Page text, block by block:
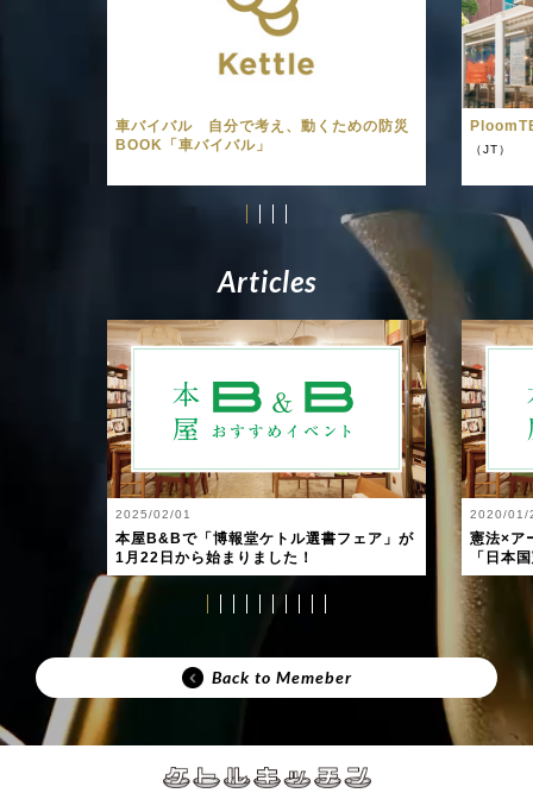
車バイバル 自分で考え、動くための防災
BOOK「車バイバル」
（JT）
Articles
2025/02/01
本屋B&Bで「博報堂ケトル選書フェア」が
1月22日から始まりました！
2020/01/
憲法×ア
「日本
Back to Memeber